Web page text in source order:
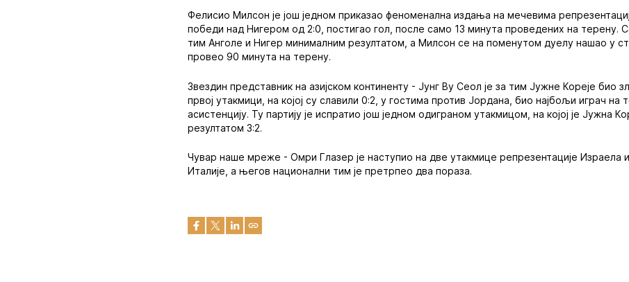
Фелисио Милсон је још једном приказао феноменална издања на мечевима
победи над Нигером од 2:0, постигао гол, после само 13 минута проведених на терену.
тим Анголе и Нигер минималним резултатом, а Милсон се на поменутом дуелу нашао у
провео 90 минута на терену.
Звездин представник на азијском континенту - Јунг Ву Сеол је за тим Јужне Кореје био
првој утакмици, на којој су славили 0:2, у гостима против Јордана, био најбољи играч
асистенцију. Ту партију је испратио још једном одиграном утакмицом, на којој је Јужна
резултатом 3:2.
Чувар наше мреже - Омри Глазер је наступио на две утакмице репрезентације Израела
Италије, а његов национални тим је претрпео два пораза.